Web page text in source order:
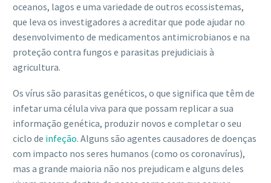
oceanos, lagos e uma variedade de outros ecossistemas,
que leva os investigadores a acreditar que pode ajudar no
desenvolvimento de medicamentos antimicrobianos e na
proteção contra fungos e parasitas prejudiciais à
agricultura.
Os vírus são parasitas genéticos, o que significa que têm de
infetar uma célula viva para que possam replicar a sua
informação genética, produzir novos e completar o seu
ciclo de infeção. Alguns são agentes causadores de doenças
com impacto nos seres humanos (como os coronavírus),
mas a grande maioria não nos prejudicam e alguns deles